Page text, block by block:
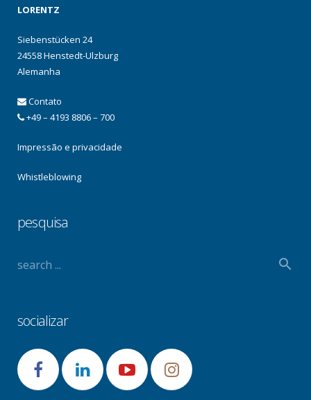
LORENTZ
Siebenstücken 24
24558 Henstedt-Ulzburg
Alemanha
Contato
+49 – 4193 8806 – 700
Impressão e privacidade
Whistleblowing
pesquisa
socializar